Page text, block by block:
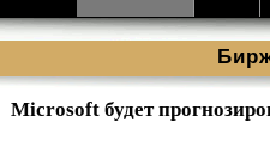
Microsoft будет